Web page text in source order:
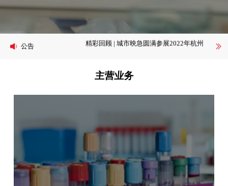
公告
样本、IVD试剂冷链解决方案，城市映急
与您相约世界肿瘤早筛大会
精彩回顾 | 城市映急圆满参展2022年杭州
CMAC
早筛大会 | 专注医药冷链服务，提供生物
样本、IVD试剂冷链解决方案，城市映急
与您相约世界肿瘤早筛大会
精彩回顾 | 城市映急圆满参展2022年杭州
CMAC
主营业务